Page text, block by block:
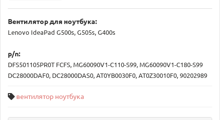
Вентилятор для ноутбука:
Lenovo IdeaPad G500s, G505s, G400s
p/n:
DFS501105PR0T FCFS, MG60090V1-C110-S99, MG60090V1-C180-S99
DC28000DAF0, DC28000DAS0, AT0YB0030F0, AT0Z30010F0, 90202989
вентилятор ноутбука